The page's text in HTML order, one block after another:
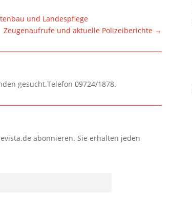
und Landespflege
Zeugenaufrufe und aktuelle Polizeiberichte →
gesucht.Telefon 09724/1878.
abonnieren. Sie erhalten jeden